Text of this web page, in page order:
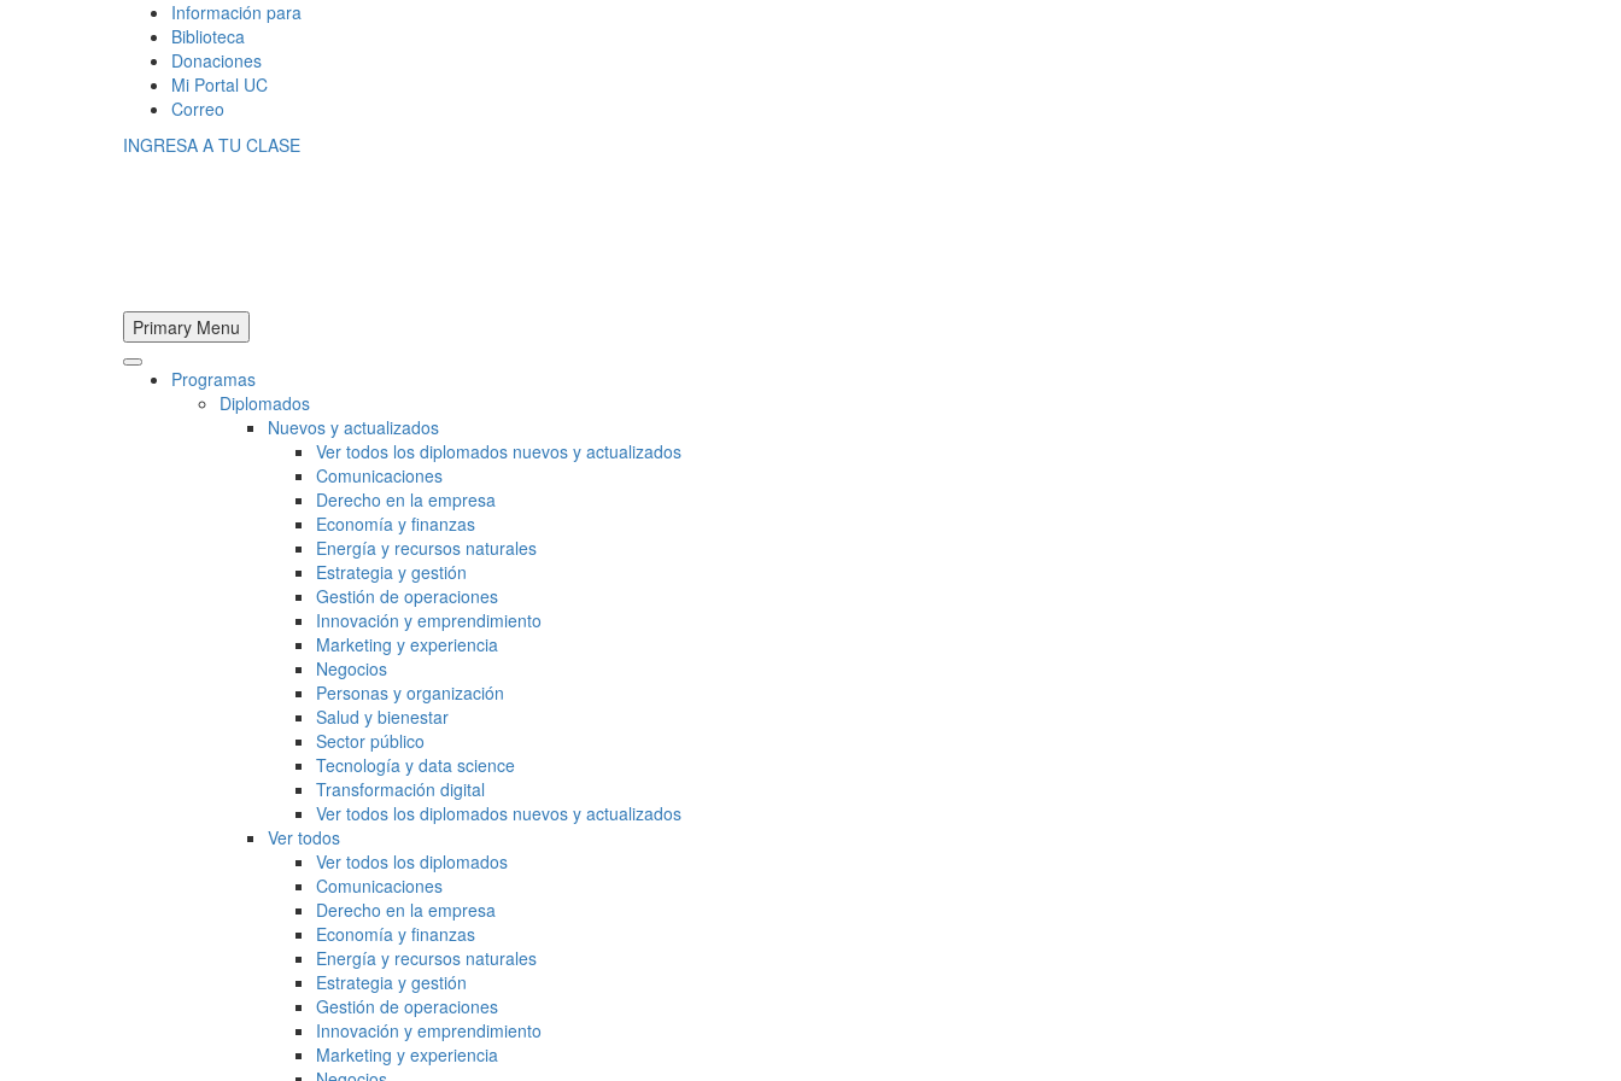
Información para
Biblioteca
Donaciones
Mi Portal UC
Correo
INGRESA A TU CLASE
Primary Menu
Programas
Diplomados
Nuevos y actualizados
Ver todos los diplomados nuevos y actualizados
Comunicaciones
Derecho en la empresa
Economía y finanzas
Energía y recursos naturales
Estrategia y gestión
Gestión de operaciones
Innovación y emprendimiento
Marketing y experiencia
Negocios
Personas y organización
Salud y bienestar
Sector público
Tecnología y data science
Transformación digital
Ver todos los diplomados nuevos y actualizados
Ver todos
Ver todos los diplomados
Comunicaciones
Derecho en la empresa
Economía y finanzas
Energía y recursos naturales
Estrategia y gestión
Gestión de operaciones
Innovación y emprendimiento
Marketing y experiencia